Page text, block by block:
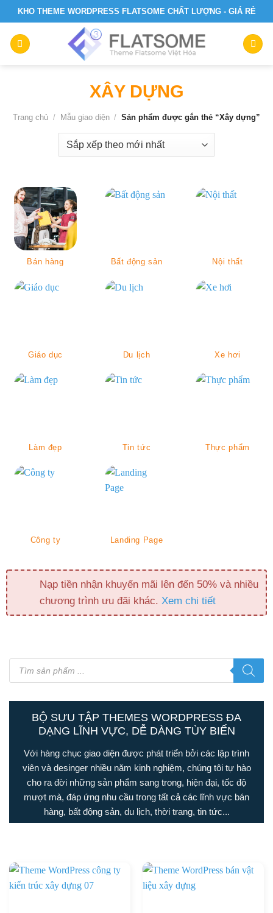
Skip
to
content
KHO THEME WORDPRESS FLATSOME CHẤT LƯỢNG - GIÁ RẺ
XÂY DỰNG
Trang chủ / Mẫu giao diện / Sản phẩm được gắn thẻ “Xây dựng”
Bán hàng Bất động sản Nội thất
Giáo dục Du lịch Xe hơi
Làm đẹp Tin tức Thực phẩm
Công ty Landing Page
Nạp tiền nhận khuyến mãi lên đến 50% và nhiều
chương trình ưu đãi khác. Xem chi tiết
Tìm
kiếm
sản
BỘ SƯU TẬP THEMES WORDPRESS ĐA
DẠNG LĨNH VỰC, DỄ DÀNG TÙY BIẾN
Với hàng chục giao diện được phát triển bởi các lập trình
viên và desinger nhiều năm kinh nghiệm, chúng tôi tự hào
cho ra đời những sản phẩm sang trong, hiện đại, tốc độ
mượt mà, đáp ứng nhu cầu trong tất cả các lĩnh vực bán
hàng, bất động sản, du lịch, thời trang, tin tức...